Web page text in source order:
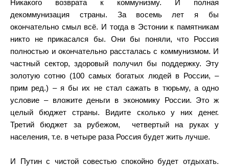
Никакого возврата к коммунизму. И полная
декоммунизация страны. За восемь лет я бы
окончательно смыл всё. И тогда в Эстонии к памятникам
никто не прикасался бы. Они бы поняли, что Россия
полностью и окончательно рассталась с коммунизмом. И
частный сектор, здоровый получил бы поддержку. Эту
золотую сотню (100 самых богатых людей в России, –
прим ред.) – я бы их не стал сажать в тюрьму, а одно
условие – вложите деньги в экономику России. Это ж
целый бюджет страны. Видите сколько у них денег.
Третий бюджет за рубежом, четвертый на руках у
населения, т.е. в четыре раза Россия будет жить лучше.
И Путин с чистой совестью спокойно будет отдыхать.